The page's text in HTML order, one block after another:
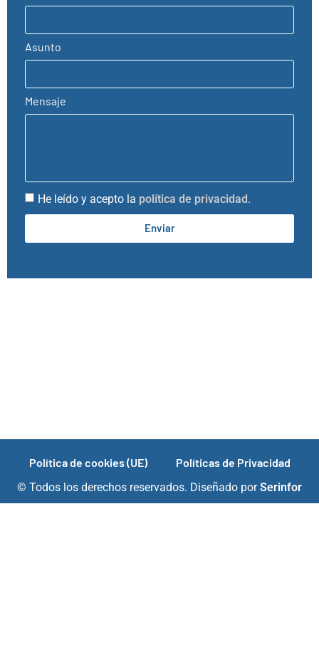
Asunto
Mensaje
He leído y acepto la política de privacidad.
Enviar
© Todos los derechos reservados. Diseñado porSerinfor
Política de cookies (UE) Políticas de Privacidad